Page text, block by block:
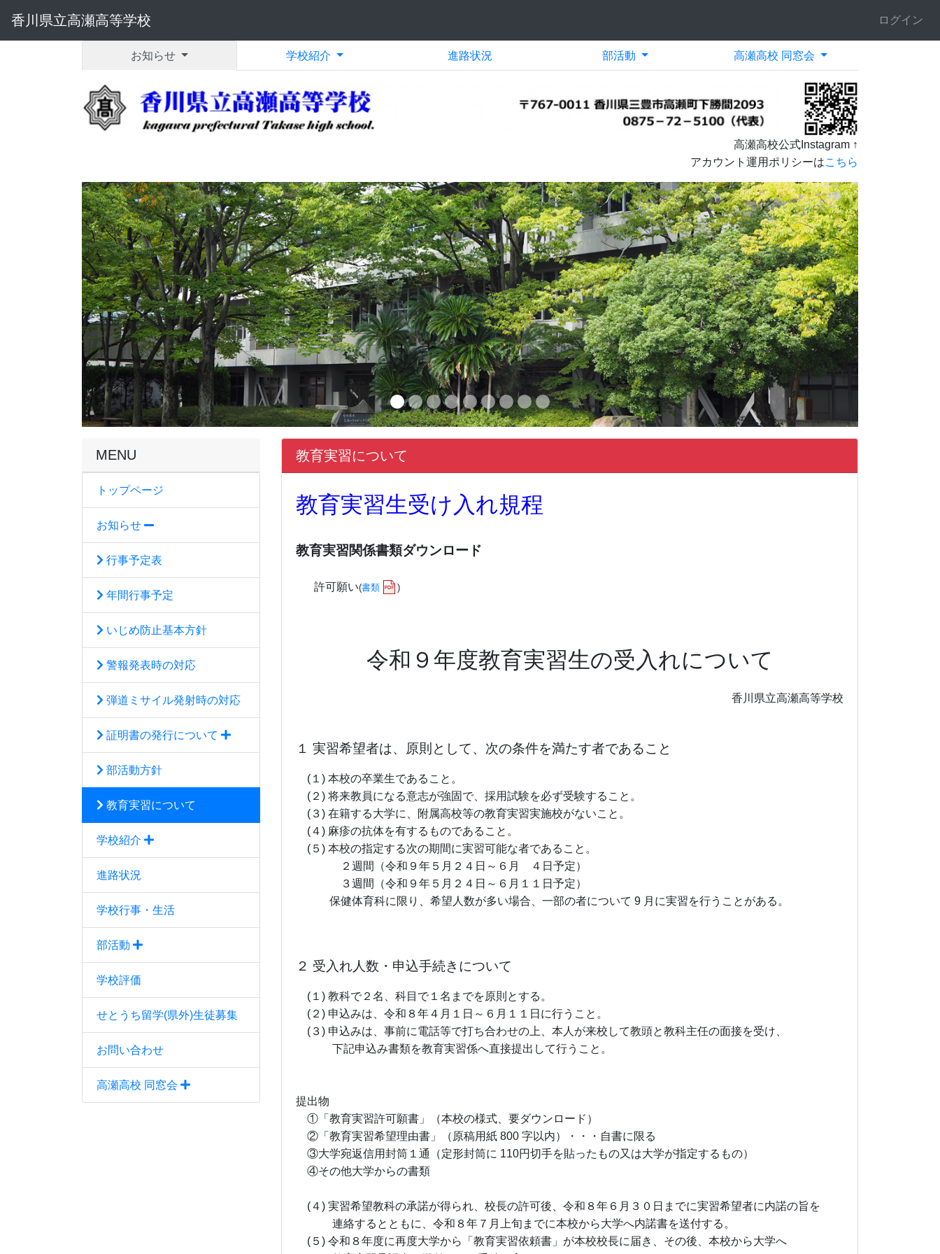
香川県立高瀬高等学校 ログイン
お知らせ 学校紹介 進路状況 部活動 高瀬高校 同窓会
高瀬高校公式Instagram ↑
アカウント運用ポリシーはこちら
MENU
トップページ
お知らせ
行事予定表
年間行事予定
いじめ防止基本方針
警報発表時の対応
弾道ミサイル発射時の対応
証明書の発行について
部活動方針
教育実習について
学校紹介
進路状況
学校行事・生活
部活動
学校評価
せとうち留学(県外)生徒募集
お問い合わせ
高瀬高校 同窓会
教育実習について
教育実習生受け入れ規程
教育実習関係書類ダウンロード
許可願い(書類 )
令和９年度教育実習生の受入れについて
香川県立高瀬高等学校
１ 実習希望者は、原則として、次の条件を満たす者であること
(１) 本校の卒業生であること。
(２) 将来教員になる意志が強固で、採用試験を必ず受験すること。
(３) 在籍する大学に、附属高校等の教育実習実施校がないこと。
(４) 麻疹の抗体を有するものであること。
(５) 本校の指定する次の期間に実習可能な者であること。
２週間（令和９年５月２４日～６月 ４日予定）
３週間（令和９年５月２４日～６月１１日予定）
保健体育科に限り、希望人数が多い場合、一部の者について 9 月に実習を行うことがある。
２ 受入れ人数・申込手続きについて
(１) 教科で２名、科目で１名までを原則とする。
(２) 申込みは、令和８年４月１日～６月１１日に行うこと。
(３) 申込みは、事前に電話等で打ち合わせの上、本人が来校して教頭と教科主任の面接を受け、
下記申込み書類を教育実習係へ直接提出して行うこと。
提出物
①「教育実習許可願書」（本校の様式、要ダウンロード）
②「教育実習希望理由書」（原稿用紙 800 字以内）・・・自書に限る
③大学宛返信用封筒１通（定形封筒に 110円切手を貼ったもの又は大学が指定するもの）
④その他大学からの書類
(４) 実習希望教科の承諾が得られ、校長の許可後、令和８年６月３０日までに実習希望者に内諾の旨を
連絡するとともに、令和８年７月上旬までに本校から大学へ内諾書を送付する。
(５) 令和８年度に再度大学から「教育実習依頼書」が本校校長に届き、その後、本校から大学へ